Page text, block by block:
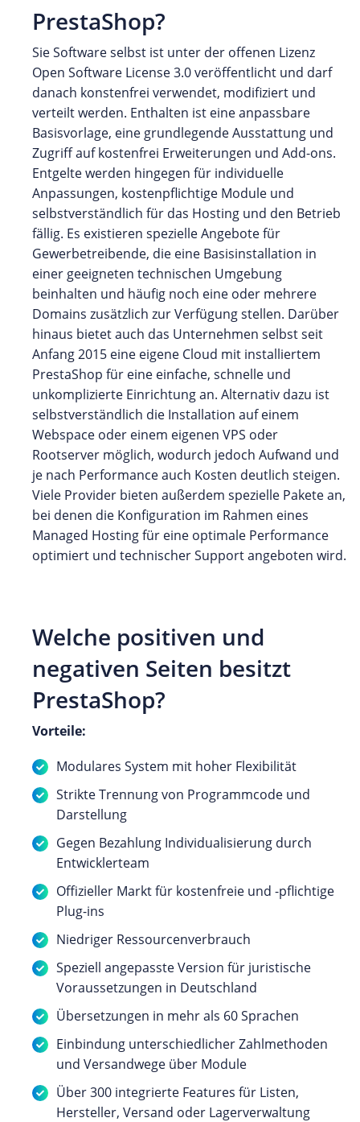
PrestaShop?
Sie Software selbst ist unter der offenen Lizenz
Open Software License 3.0 veröffentlicht und darf
danach konstenfrei verwendet, modifiziert und
verteilt werden. Enthalten ist eine anpassbare
Basisvorlage, eine grundlegende Ausstattung und
Zugriff auf kostenfrei Erweiterungen und Add-ons.
Entgelte werden hingegen für individuelle
Anpassungen, kostenpflichtige Module und
selbstverständlich für das Hosting und den Betrieb
fällig. Es existieren spezielle Angebote für
Gewerbetreibende, die eine Basisinstallation in
einer geeigneten technischen Umgebung
beinhalten und häufig noch eine oder mehrere
Domains zusätzlich zur Verfügung stellen. Darüber
hinaus bietet auch das Unternehmen selbst seit
Anfang 2015 eine eigene Cloud mit installiertem
PrestaShop für eine einfache, schnelle und
unkomplizierte Einrichtung an. Alternativ dazu ist
selbstverständlich die Installation auf einem
Webspace oder einem eigenen VPS oder
Rootserver möglich, wodurch jedoch Aufwand und
je nach Performance auch Kosten deutlich steigen.
Viele Provider bieten außerdem spezielle Pakete an,
bei denen die Konfiguration im Rahmen eines
Managed Hosting für eine optimale Performance
optimiert und technischer Support angeboten wird.
Welche positiven und
negativen Seiten besitzt
PrestaShop?
Vorteile:
Modulares System mit hoher Flexibilität
Strikte Trennung von Programmcode und
Darstellung
Gegen Bezahlung Individualisierung durch
Entwicklerteam
Offizieller Markt für kostenfreie und -pflichtige
Plug-ins
Niedriger Ressourcenverbrauch
Speziell angepasste Version für juristische
Voraussetzungen in Deutschland
Übersetzungen in mehr als 60 Sprachen
Einbindung unterschiedlicher Zahlmethoden
und Versandwege über Module
Über 300 integrierte Features für Listen,
Hersteller, Versand oder Lagerverwaltung